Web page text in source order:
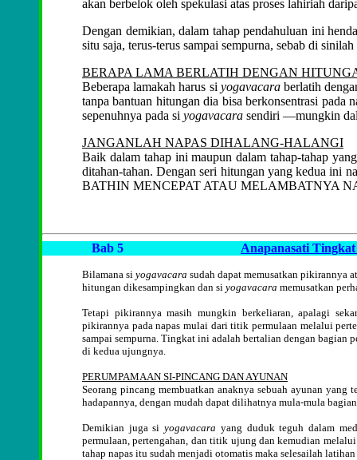
akan berbelok oleh spekulasi atas proses lahiriah
Dengan demikian, dalam tahap pendahuluan ini
situ saja, terus-terus sampai sempurna, sebab di
BERAPA LAMA BERLATIH DENGAN
Beberapa lamakah harus si yogavacaraberlatih
tanpa bantuan hitungan dia bisa berkonsentrasi pada
sepenuhnya pada si yogavacara sendiri —mungkin
JANGANLAH NAPAS DIHALANG-HALANGI
Baik dalam tahap ini maupun dalam tahap-tahap
ditahan-tahan. Dengan seri hitungan yang kedua ini
BATHIN MENCEPAT ATAU MELAMBATNYA
Bab 5 Anapanasati
Bilamana si yogavacara sudah dapat memusatkan pikirannya
hitungan dikesampingkan dan si yogavacara memusatkan
Tetapi pikirannya masih mungkin berkeliaran, apalagi
pikirannya pada napas mulai dari titik permulaan melalui
sampai sempurna. Tingkat ini adalah bertalian dengan
di kedua ujungnya.
PERUMPAMAAN SI-PINCANG DAN AYUNAN
Seorang pincang membuatkan anaknya sebuah ayunan
hadapannya, dengan mudah dapat dilihatnya mula-mula
Demikian juga siyogavacara yang duduk teguh dalam
permulaan, pertengahan, dan titik ujung dan kemudian
tahap napas itu sudah menjadi otomatis maka selesailah